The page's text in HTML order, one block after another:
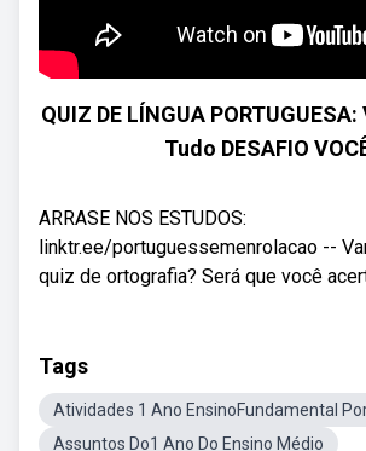
QUIZ DE LÍNGUA
Tudo DESAFIO
ARRASE NOS ESTUDOS:
linktr.ee/portuguessemenrolacao --
quiz de ortografia? Será que você
Tags
Atividades 1 Ano EnsinoFundamental
Assuntos Do1 Ano Do Ensino Médio